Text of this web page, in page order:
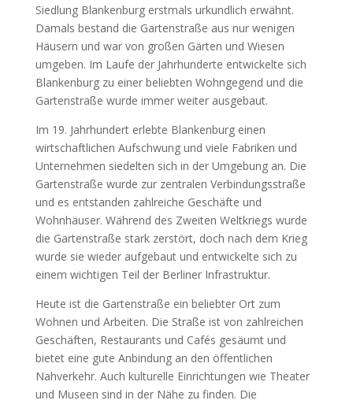
Siedlung Blankenburg erstmals urkundlich erwähnt.
Damals bestand die Gartenstraße aus nur wenigen
Häusern und war von großen Gärten und Wiesen
umgeben. Im Laufe der Jahrhunderte entwickelte sich
Blankenburg zu einer beliebten Wohngegend und die
Gartenstraße wurde immer weiter ausgebaut.
Im 19. Jahrhundert erlebte Blankenburg einen
wirtschaftlichen Aufschwung und viele Fabriken und
Unternehmen siedelten sich in der Umgebung an. Die
Gartenstraße wurde zur zentralen Verbindungsstraße
und es entstanden zahlreiche Geschäfte und
Wohnhäuser. Während des Zweiten Weltkriegs wurde
die Gartenstraße stark zerstört, doch nach dem Krieg
wurde sie wieder aufgebaut und entwickelte sich zu
einem wichtigen Teil der Berliner Infrastruktur.
Heute ist die Gartenstraße ein beliebter Ort zum
Wohnen und Arbeiten. Die Straße ist von zahlreichen
Geschäften, Restaurants und Cafés gesäumt und
bietet eine gute Anbindung an den öffentlichen
Nahverkehr. Auch kulturelle Einrichtungen wie Theater
und Museen sind in der Nähe zu finden. Die